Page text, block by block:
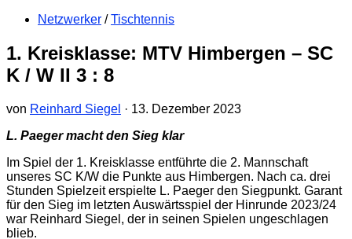
Netzwerker / Tischtennis
1. Kreisklasse: MTV Himbergen – SC
K / W II 3 : 8
von Reinhard Siegel · 13. Dezember 2023
L. Paeger macht den Sieg klar
Im Spiel der 1. Kreisklasse entführte die 2. Mannschaft
unseres SC K/W die Punkte aus Himbergen. Nach ca. drei
Stunden Spielzeit erspielte L. Paeger den Siegpunkt. Garant
für den Sieg im letzten Auswärtsspiel der Hinrunde 2023/24
war Reinhard Siegel, der in seinen Spielen ungeschlagen
blieb.